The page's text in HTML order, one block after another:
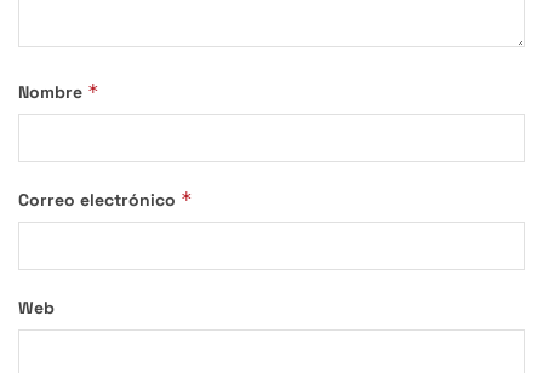
Nombre *
Correo electrónico *
Web